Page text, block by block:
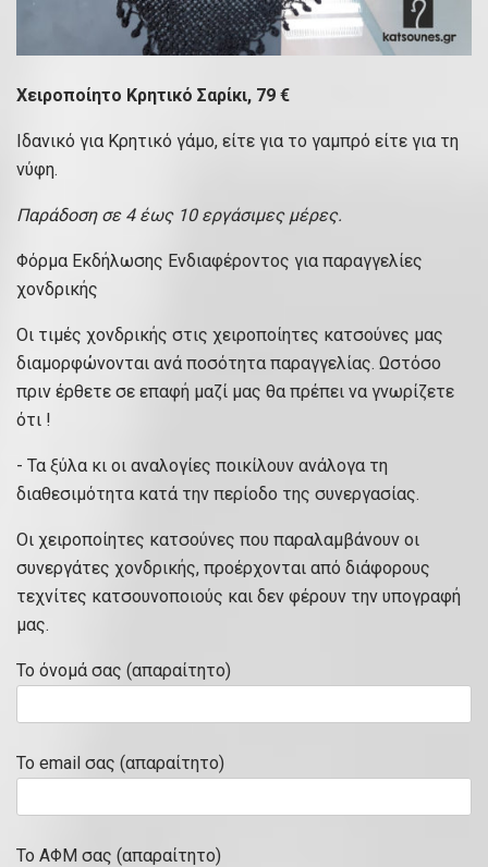
Χειροποίητο Κρητικό Σαρίκι, 79 €
Ιδανικό για Κρητικό γάμο, είτε για το γαμπρό είτε για τη
νύφη.
Παράδοση σε 4 έως 10 εργάσιμες μέρες.
Φόρμα Εκδήλωσης Ενδιαφέροντος για παραγγελίες
χονδρικής
Οι τιμές χονδρικής στις χειροποίητες κατσούνες μας
διαμορφώνονται ανά ποσότητα παραγγελίας. Ωστόσο
πριν έρθετε σε επαφή μαζί μας θα πρέπει να γνωρίζετε
ότι !
- Τα ξύλα κι οι αναλογίες ποικίλουν ανάλογα τη
διαθεσιμότητα κατά την περίοδο της συνεργασίας.
Οι χειροποίητες κατσούνες που παραλαμβάνουν οι
συνεργάτες χονδρικής, προέρχονται από διάφορους
τεχνίτες κατσουνοποιούς και δεν φέρουν την υπογραφή
μας.
Το όνομά σας (απαραίτητο)
Το email σας (απαραίτητο)
Το ΑΦΜ σας (απαραίτητο)